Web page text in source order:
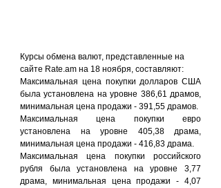
Курсы обмена валют, представленные на
сайте Rate.am на 18 ноября, составляют:
Максимальная цена покупки долларов США
была установлена на уровне 386,61 драмов,
минимальная цена продажи - 391,55 драмов.
Максимальная цена покупки евро
установлена на уровне 405,38 драма,
минимальная цена продажи - 416,83 драма.
Максимальная цена покупки российского
рубля была установлена на уровне 3,77
драма, минимальная цена продажи - 4,07